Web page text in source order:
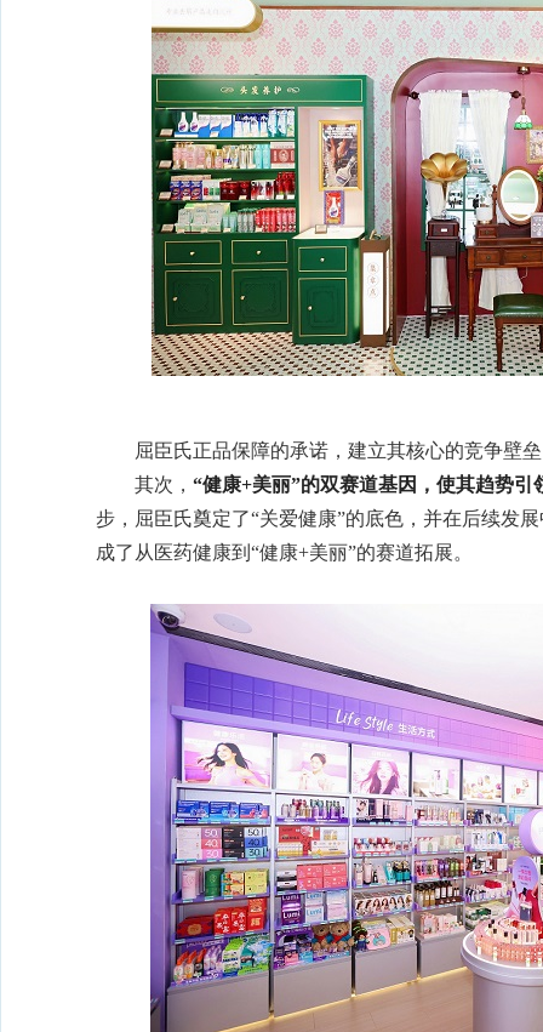
屈臣氏正品保障的承诺，建立其核心的竞争壁垒
其次， “健康+美丽”的双赛道基因，使其趋势引
步，屈臣氏奠定了“关爱健康”的底色，并在后续发
成了从医药健康到“健康+美丽”的赛道拓展。